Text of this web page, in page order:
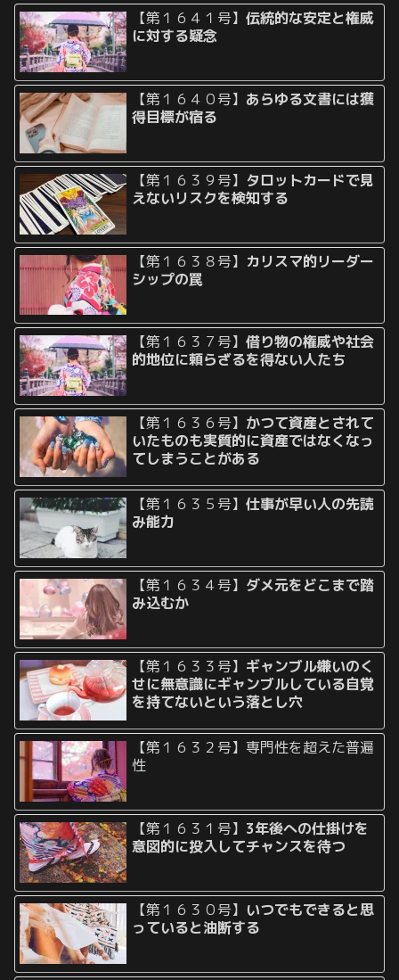
【第１６４１号】伝統的な安定と権威
に対する疑念
【第１６４０号】 あらゆる文書には獲
得目標が宿る
【第１６３９号】 タロットカードで見
えないリスクを検知する
【第１６３８号】 カリスマ的リーダー
シップの罠
【第１６３７号】借り物の権威や社会
的地位に頼らざるを得ない人たち
【第１６３６号】 かつて資産とされて
いたものも実質的に資産ではなくなっ
てしまうことがある
【第１６３５号】仕事が早い人の先読
み能力
【第１６３４号】 ダメ元をどこまで踏
み込むか
【第１６３３号】 ギャンブル嫌いのく
せに無意識にギャンブルしている自覚
を持てないという落とし穴
【第１６３２号】専門性を超えた普遍
性
【第１６３１号】 3年後への仕掛けを
意図的に投入してチャンスを待つ
【第１６３０号】 いつでもできると思
っていると油断する